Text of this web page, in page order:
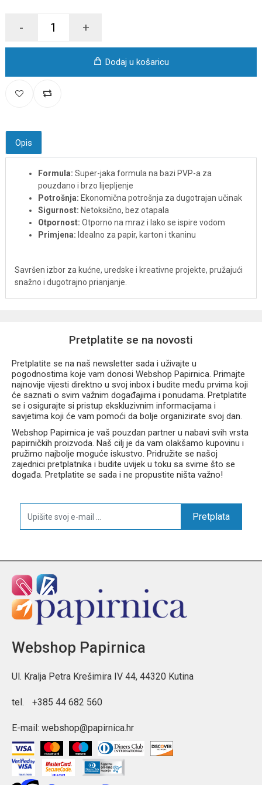
- +
Dodaj u košaricu
Opis
Formula: Super-jaka formula na bazi PVP-a za
pouzdano i brzo lijepljenje
Potrošnja: Ekonomična potrošnja za dugotrajan učinak
Sigurnost: Netoksično, bez otapala
Otpornost: Otporno na mraz i lako se ispire vodom
Primjena: Idealno za papir, karton i tkaninu
Savršen izbor za kućne, uredske i kreativne projekte, pružajući
snažno i dugotrajno prianjanje.
Pretplatite se na novosti
Pretplatite se na naš newsletter sada i uživajte u
pogodnostima koje vam donosi Webshop Papirnica. Primajte
najnovije vijesti direktno u svoj inbox i budite među prvima koji
će saznati o svim važnim događajima i ponudama. Pretplatite
se i osigurajte si pristup ekskluzivnim informacijama i
savjetima koji će vam pomoći da bolje organizirate svoj dan.
Webshop Papirnica je vaš pouzdan partner u nabavi svih vrsta
papirničkih proizvoda. Naš cilj je da vam olakšamo kupovinu i
pružimo najbolje moguće iskustvo. Pridružite se našoj
zajednici pretplatnika i budite uvijek u toku sa svime što se
događa. Pretplatite se sada i ne propustite ništa važno!
Pretplata
Webshop Papirnica
Ul. Kralja Petra Krešimira IV 44, 44320 Kutina
tel. +385 44 682 560
E-mail: webshop@papirnica.hr